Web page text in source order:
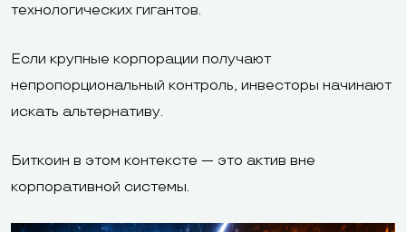
технологических гигантов.
Если крупные корпорации получают
непропорциональный контроль, инвесторы начинают
искать альтернативу.
Биткоин в этом контексте — это актив вне
корпоративной системы.